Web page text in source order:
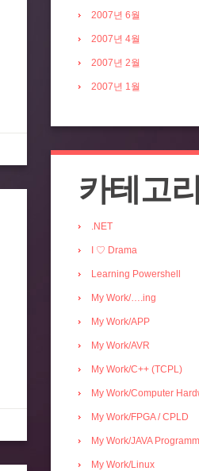
2007년 6월
2007년 4월
2007년 2월
2007년 1월
카테고리
.NET
I ♡ Drama
Learning Powershell
My Work/….ing
My Work/APP
My Work/AVR
My Work/C++ (TCPL)
My Work/Computer
My Work/FPGA / CPLD
My Work/JAVA
My Work/Linux